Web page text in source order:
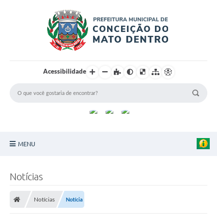
Acessibilidade
MENU
Turismo
Notícias
Notícias Notícia